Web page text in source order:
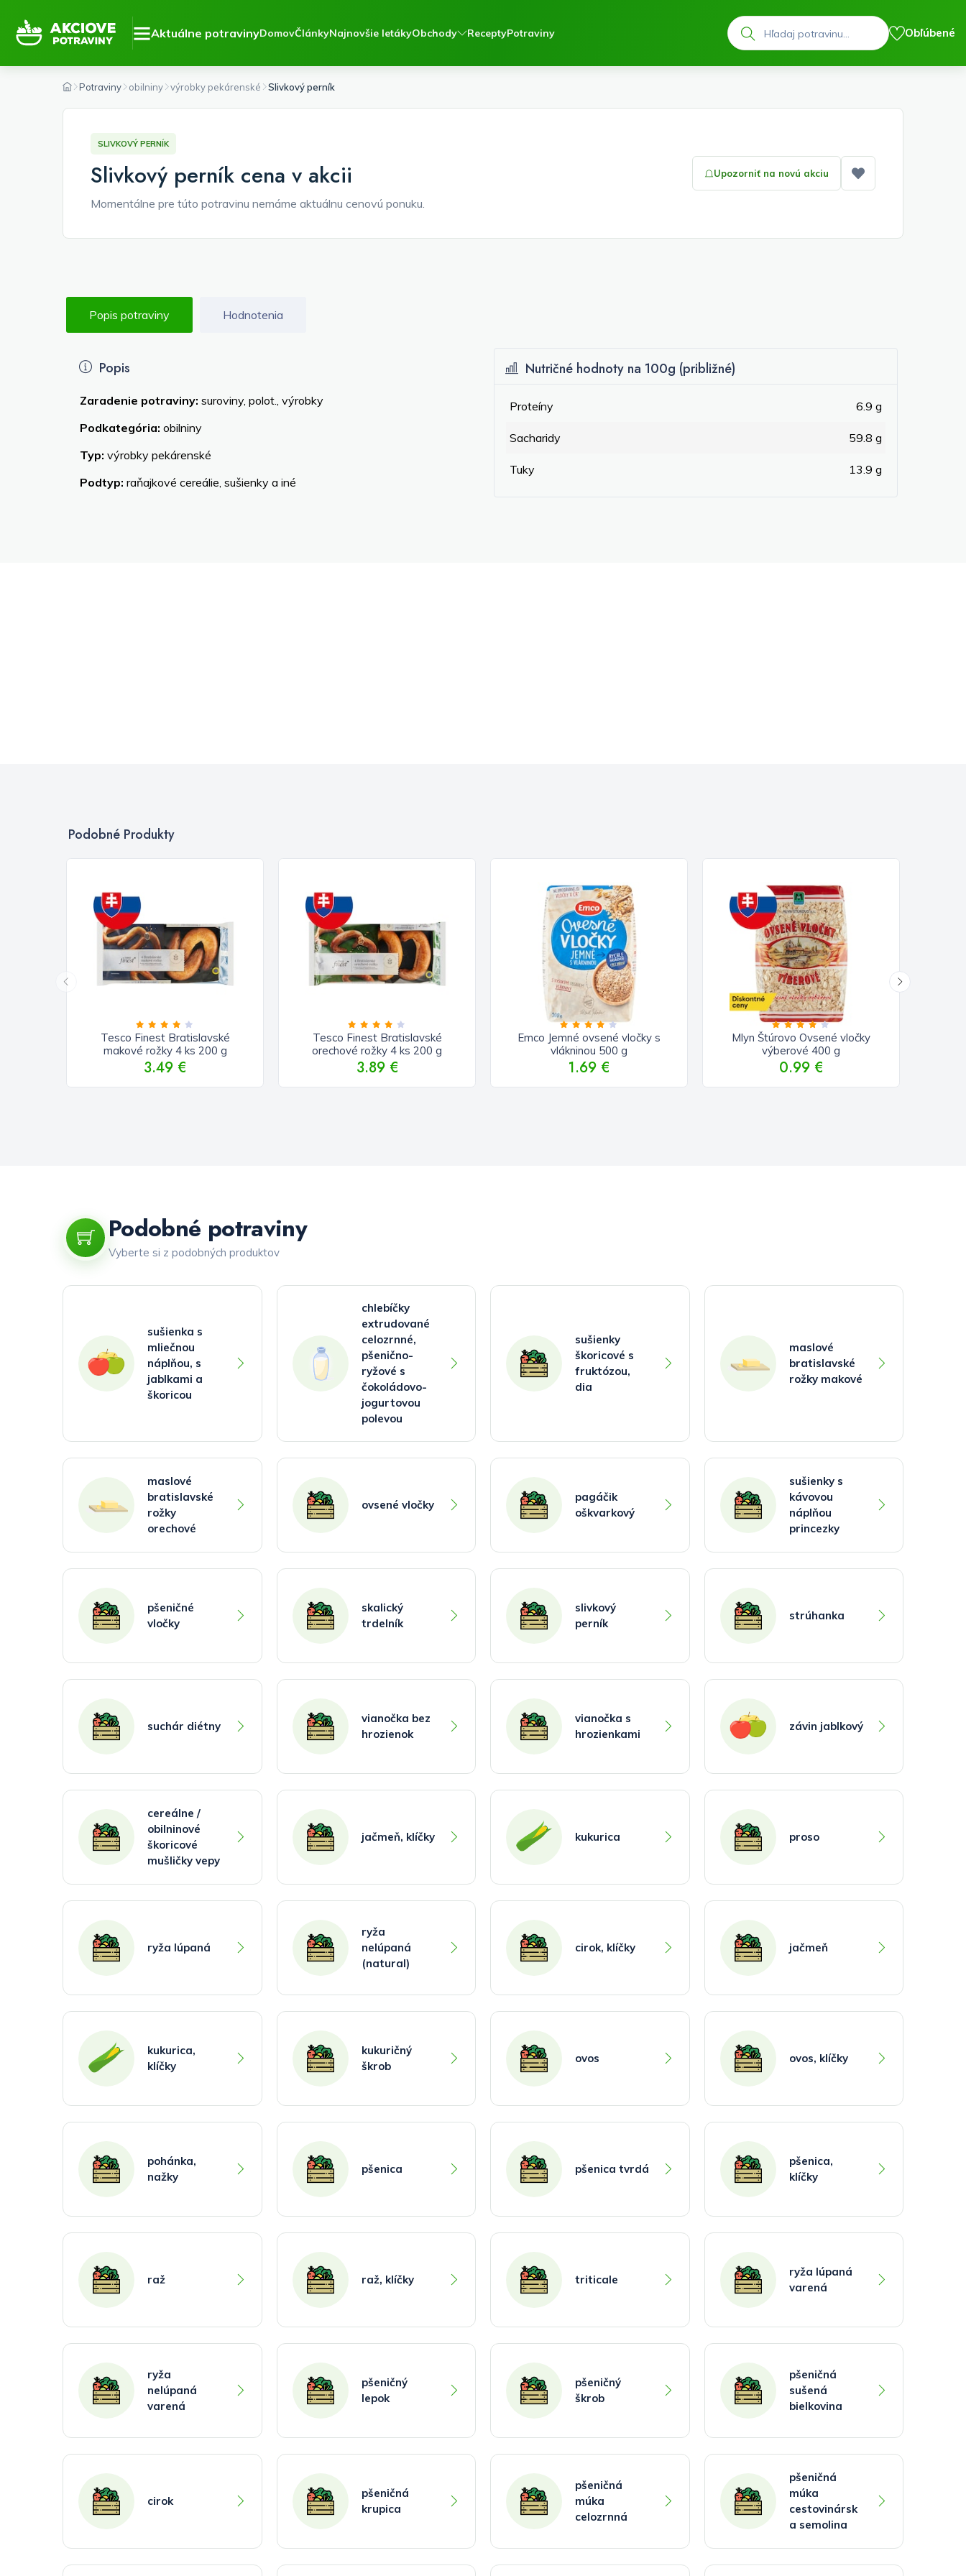
Aktuálne potravinyDomovČlánkyNajnovšie letákyObchody ReceptyPotraviny
Hľadať
Obľúbené
Potraviny obilniny výrobky pekárenské Slivkový perník
SLIVKOVÝ PERNÍK
Slivkový perník cena v akcii
Momentálne pre túto potravinu nemáme aktuálnu cenovú ponuku.
Upozorniť na novú akciu
Pridať medzi
Popis potraviny Hodnotenia
Popis
Zaradenie potraviny: suroviny, polot., výrobky
Podkategória: obilniny
Typ: výrobky pekárenské
Podtyp: raňajkové cereálie, sušienky a iné
Nutričné hodnoty na 100g (približné)
Proteíny 6.9 g
Sacharidy 59.8 g
Tuky 13.9 g
Podobné Produkty
Tesco Finest Bratislavské
makové rožky 4 ks 200 g
3.49 €
Tesco Finest Bratislavské
orechové rožky 4 ks 200 g
3.89 €
Emco Jemné ovsené vločky s
vlákninou 500 g
1.69 €
Mlyn Štúrovo Ovsené vločky
výberové 400 g
0.99 €
Podobné potraviny
Vyberte si z podobných produktov
sušienka s
mliečnou
náplňou, s
jablkami a
škoricou
chlebíčky
extrudované
celozrnné,
pšenično-
ryžové s
čokoládovo-
jogurtovou
polevou
sušienky
škoricové s
fruktózou,
dia
maslové
bratislavské
rožky makové
maslové
bratislavské
rožky
orechové
ovsené vločky
pagáčik
oškvarkový
sušienky s
kávovou
náplňou
princezky
pšeničné
vločky
skalický
trdelník
slivkový
perník
strúhanka
suchár diétny
vianočka bez
hrozienok
vianočka s
hrozienkami
závin jablkový
cereálne /
obilninové
škoricové
mušličky vepy
jačmeň, klíčky kukurica proso
ryža lúpaná
ryža
nelúpaná
(natural)
cirok, klíčky jačmeň
kukurica,
klíčky
kukuričný
škrob
ovos ovos, klíčky
pohánka,
nažky
pšenica pšenica tvrdá
pšenica,
klíčky
raž raž, klíčky triticale
ryža lúpaná
varená
ryža
nelúpaná
varená
pšeničný
lepok
pšeničný
škrob
pšeničná
sušená
bielkovina
cirok
pšeničná
krupica
pšeničná
múka
celozrnná
pšeničná
múka
cestovinársk
a semolina